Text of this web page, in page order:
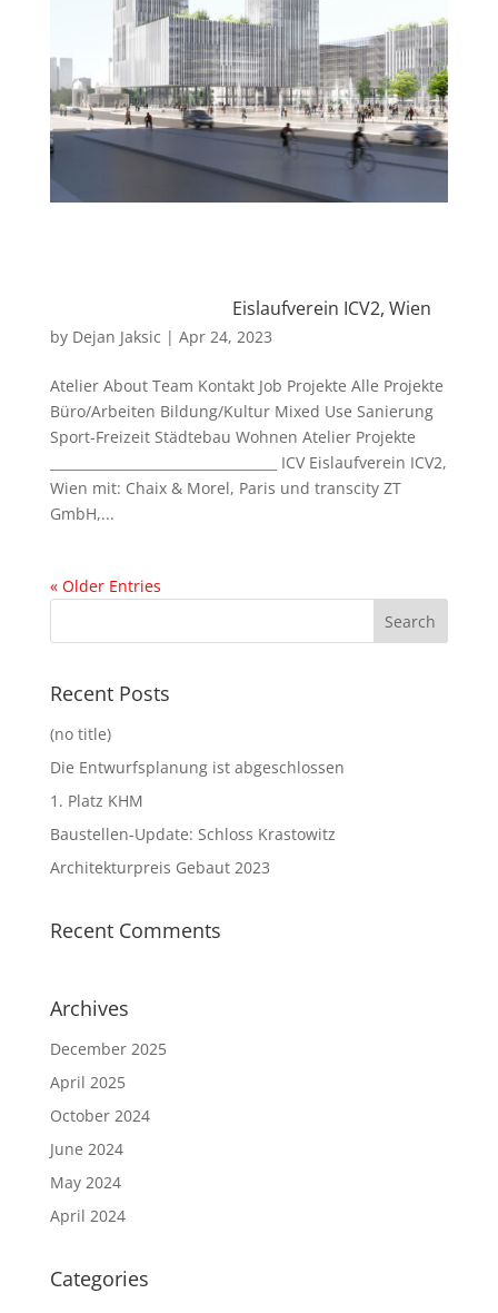
Eislaufverein ICV2, Wien
by Dejan Jaksic | Apr 24, 2023
Atelier About Team Kontakt Job Projekte Alle Projekte
Büro/Arbeiten Bildung/Kultur Mixed Use Sanierung
Sport-Freizeit Städtebau Wohnen Atelier Projekte
__________________________________ ICV Eislaufverein ICV2,
Wien mit: Chaix & Morel, Paris und transcity ZT
GmbH,...
« Older Entries
Recent Posts
(no title)
Die Entwurfsplanung ist abgeschlossen
1. Platz KHM
Baustellen-Update: Schloss Krastowitz
Architekturpreis Gebaut 2023
Recent Comments
Archives
December 2025
April 2025
October 2024
June 2024
May 2024
April 2024
Categories